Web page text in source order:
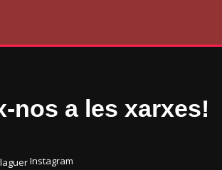
nos a les xarxes!
Instagram